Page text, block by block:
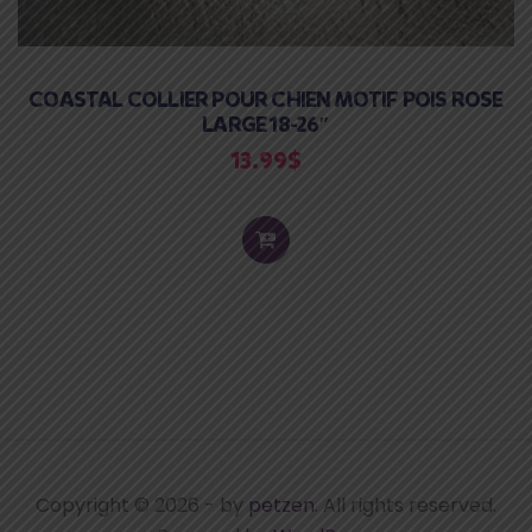
COASTAL COLLIER POUR CHIEN MOTIF POIS ROSE
LARGE 18-26″
13.99$
Copyright © 2026 - by petzen. All rights reserved.